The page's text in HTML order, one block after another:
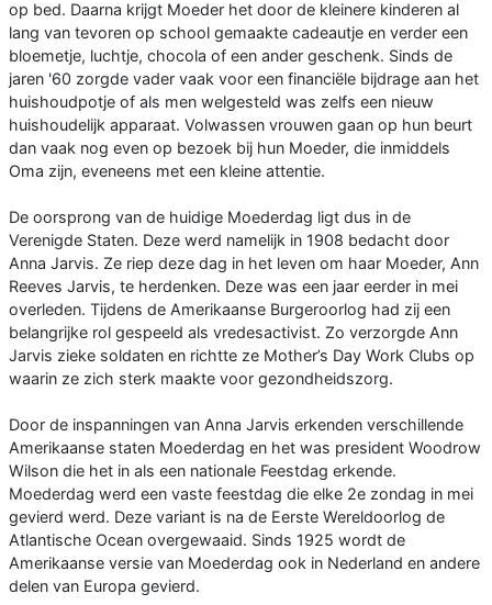
op bed. Daarna krijgt Moeder het door de kleinere kinderen al
lang van tevoren op school gemaakte cadeautje en verder een
bloemetje, luchtje, chocola of een ander geschenk. Sinds de
jaren '60 zorgde vader vaak voor een financiële bijdrage aan het
huishoudpotje of als men welgesteld was zelfs een nieuw
huishoudelijk apparaat. Volwassen vrouwen gaan op hun beurt
dan vaak nog even op bezoek bij hun Moeder, die inmiddels
Oma zijn, eveneens met een kleine attentie.
De oorsprong van de huidige Moederdag ligt dus in de
Verenigde Staten. Deze werd namelijk in 1908 bedacht door
Anna Jarvis. Ze riep deze dag in het leven om haar Moeder, Ann
Reeves Jarvis, te herdenken. Deze was een jaar eerder in mei
overleden. Tijdens de Amerikaanse Burgeroorlog had zij een
belangrijke rol gespeeld als vredesactivist. Zo verzorgde Ann
Jarvis zieke soldaten en richtte ze Mother’s Day Work Clubs op
waarin ze zich sterk maakte voor gezondheidszorg.
Door de inspanningen van Anna Jarvis erkenden verschillende
Amerikaanse staten Moederdag en het was president Woodrow
Wilson die het in als een nationale Feestdag erkende.
Moederdag werd een vaste feestdag die elke 2e zondag in mei
gevierd werd. Deze variant is na de Eerste Wereldoorlog de
Atlantische Ocean overgewaaid. Sinds 1925 wordt de
Amerikaanse versie van Moederdag ook in Nederland en andere
delen van Europa gevierd.